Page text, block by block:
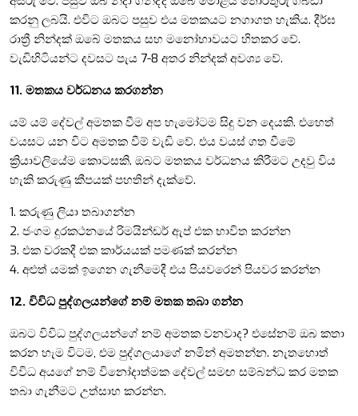
කරනු ලබයි. එවිට ඔබට පසුව එය මතකයට නගාගත හැකිය. දීර්ඝ
රාත්‍රී නින්දක් ඔබේ මතකය සහ මනෝභාවයට හිතකර වේ.
වැඩිහිටියන්ට දවසට පැය 7-8 අතර නින්දක් අවශ්‍ය වේ.
11. මතකය වර්ධනය කරගන්න
යම් යම් දේවල් අමතක වීම අප හැමෝටම සිදු වන දෙයකි. එහෙත්
වයසට යන විට අමතක වීම් වැඩි වේ. එය වයස් ගත වීමේ
ක්‍රියාවලියේම කොටසකි. ඔබට මතකය වර්ධනය කිරීමට උදවු විය
හැකි කරුණු කීපයක් පහතින් දැක්වේ.
1. කරුණු ලියා තබාගන්න
2. ජංගම දුරකථනයේ රිමයින්ඩර් ඇප් එක භාවිත කරන්න
3. එක වරකදී එක කාර්යයක් පමණක් කරන්න
4. අළුත් යමක් ඉගෙන ගැනීමෙදී එය පියවරෙන් පියවර කරන්න
12. විවිධ පුද්ගලයන්ගේ නම් මතක තබා ගන්න
ඔබට විවිධ පුද්ගලයන්ගේ නම් අමතක වනවාද? එසේනම් ඔබ කතා
කරන හැම විටම, එම පුද්ගලයාගේ නමින් අමතන්න. නැතහොත්
විවිධ අයගේ නම් විනෝදාත්මක දේවල් සමඟ සම්බන්ධ කර මතක
තබා ගැනීමට උත්සාහ කරන්න.